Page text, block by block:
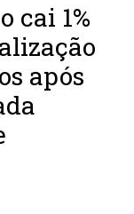
cai 1%
após